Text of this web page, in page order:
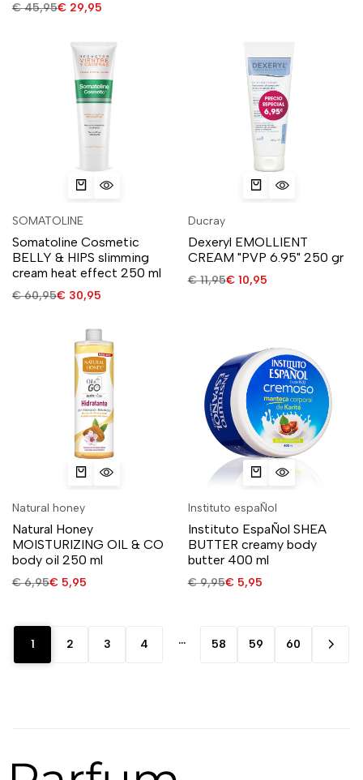
€45,95€ 29,95
SOMATOLINE
Somatoline Cosmetic
BELLY & HIPS slimming
cream heat effect 250 ml
€60,95€ 30,95
Ducray
Dexeryl EMOLLIENT
CREAM "PVP 6.95" 250 gr
€11,95€10,95
Natural honey
Natural Honey
MOISTURIZING OIL & CO
body oil 250 ml
€6,95€ 5,95
Instituto espaÑol
Instituto EspaÑol SHEA
BUTTER creamy body
butter 400 ml
€9,95€5,95
1 2 3 4 … 58 59 60